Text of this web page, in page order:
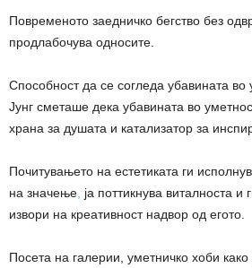
Повременото заедничко бегство без
продлабочува односите.
Способност да се согледа убавината во
Јунг сметаше дека убавината во
храна за душата и катализатор за
Почитувањето на естетиката ги
на значење ја поттикнува виталноста и
извори на креативност надвор од егото.
Посета на галерии, уметничко хоби